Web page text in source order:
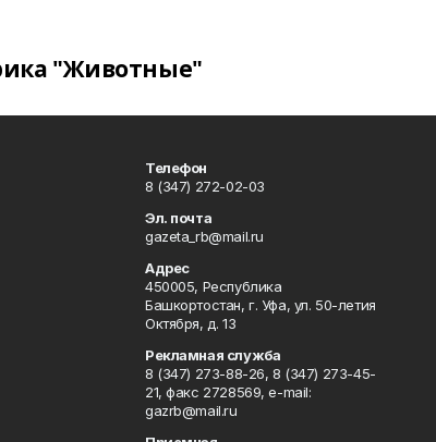
"Животные"
Телефон
8 (347) 272-02-03
Эл. почта
gazeta_rb@mail.ru
Адрес
450005, Республика
Башкортостан, г. Уфа, ул. 50-летия
Октября, д. 13
Рекламная служба
8 (347) 273-88-26, 8 (347) 273-45-
21, факс 2728569, e-mail:
gazrb@mail.ru